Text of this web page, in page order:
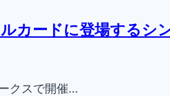
カードに登場するシ
クスで開催…